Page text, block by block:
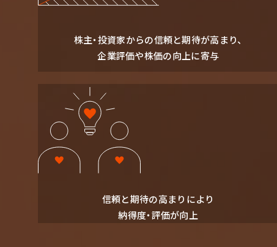
株主・投資家からの信頼と期待が高まり、
企業評価や株価の向上に寄与
信頼と期待の⾼まりにより
納得度‧評価が向上